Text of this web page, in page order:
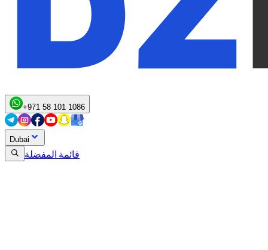
+971 58 101 1086
Dubai
قائمة المفضلة